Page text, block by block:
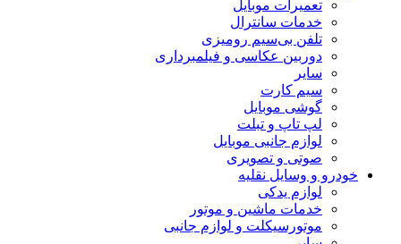
تعمیرات موبایل
خدمات سانترال
تلفن بی‌سیم رومیزی
دوربین عکاسی و فیلمبرداری
سایر
سیم کارت
گوشی موبایل
لپ تاپ و تبلت
لوازم جانبی موبایل
صوتی و تصویری
خودرو و وسایل نقلیه
لوازم یدکی
خدمات ماشین و موتور
موتورسیکلت و لوازم جانبی